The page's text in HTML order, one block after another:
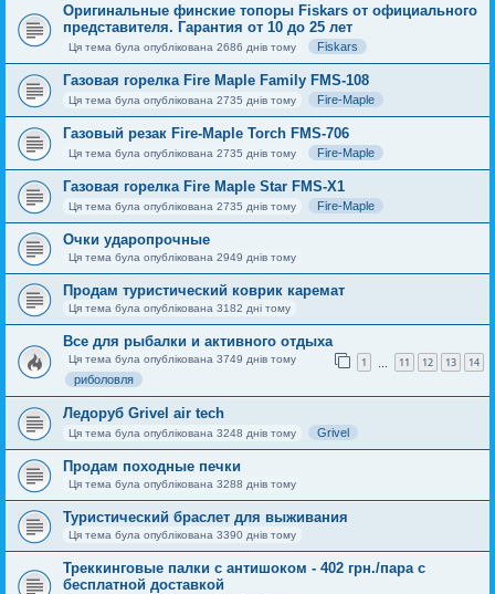
Оригинальные финские топоры Fiskars от официального
представителя. Гарантия от 10 до 25 лет
Ця тема була опублікована 2686 днів тому Fiskars
Газовая горелка Fire Maple Family FMS-108
Ця тема була опублікована 2735 днів тому Fire-Maple
Газовый резак Fire-Maple Torch FMS-706
Ця тема була опублікована 2735 днів тому Fire-Maple
Газовая горелка Fire Maple Star FMS-X1
Ця тема була опублікована 2735 днів тому Fire-Maple
Очки ударопрочные
Ця тема була опублікована 2949 днів тому
Продам туристический коврик каремат
Ця тема була опублікована 3182 дні тому
Все для рыбалки и активного отдыха
1 11 12 13 14
Ця тема була опублікована 3749 днів тому
риболовля
Ледоруб Grivel air tech
Ця тема була опублікована 3248 днів тому Grivel
Продам походные печки
Ця тема була опублікована 3288 днів тому
Туристический браслет для выживания
Ця тема була опублікована 3390 днів тому
Треккинговые палки с антишоком - 402 грн./пара с
бесплатной доставкой